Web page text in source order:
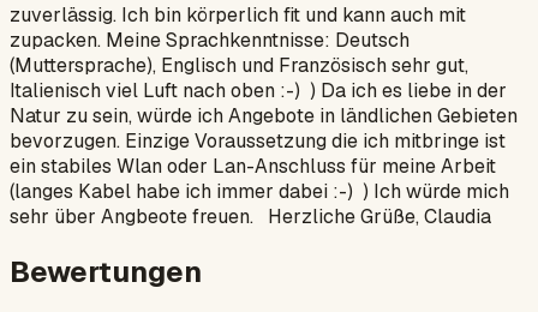
zuverlässig. Ich bin körperlich fit und kann auch mit
zupacken. Meine Sprachkenntnisse: Deutsch
(Muttersprache), Englisch und Französisch sehr gut,
Italienisch viel Luft nach oben :-) ) Da ich es liebe in der
Natur zu sein, würde ich Angebote in ländlichen Gebieten
bevorzugen. Einzige Voraussetzung die ich mitbringe ist
ein stabiles Wlan oder Lan-Anschluss für meine Arbeit
(langes Kabel habe ich immer dabei :-) ) Ich würde mich
sehr über Angbeote freuen. Herzliche Grüße, Claudia
Bewertungen